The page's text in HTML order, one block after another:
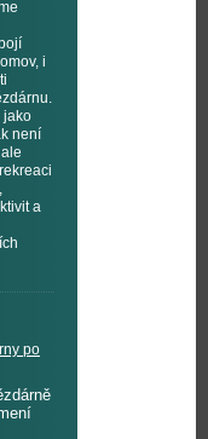
i
jako
není
a
po